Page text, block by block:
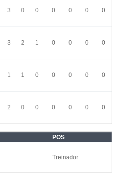
3 0 0 0 0 0 0
3 2 1 0 0 0 0
1 1 0 0 0 0 0
2 0 0 0 0 0 0
POS
Treinador